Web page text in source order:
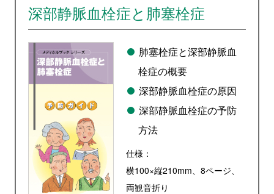
深部静脈血栓症と肺塞栓症
肺塞栓症と深部静脈血
栓症の概要
深部静脈血栓症の原因
深部静脈血栓症の予防
方法
仕様：
横100×縦210mm、8ページ、
両観音折り